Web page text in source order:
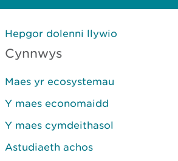
Hepgor dolenni llywio
Cynnwys
Maes yr ecosystemau
Y maes economaidd
Y maes cymdeithasol
Astudiaeth achos